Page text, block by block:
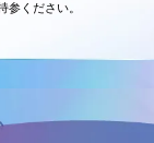
参ください。